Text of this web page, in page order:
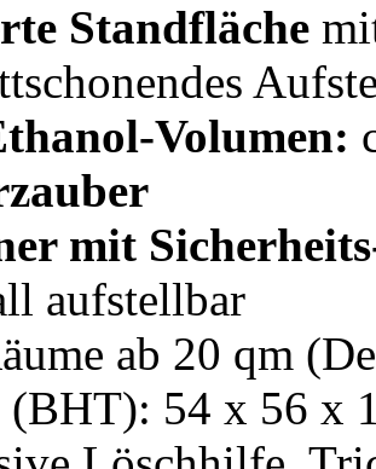
Standfläche
Volumen:
mit
aufstellbar
ab 20 qm
(BHT): 54 x 56 x